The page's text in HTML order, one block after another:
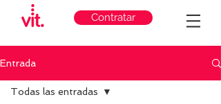
Contratar
Entrada
Todas las entradas